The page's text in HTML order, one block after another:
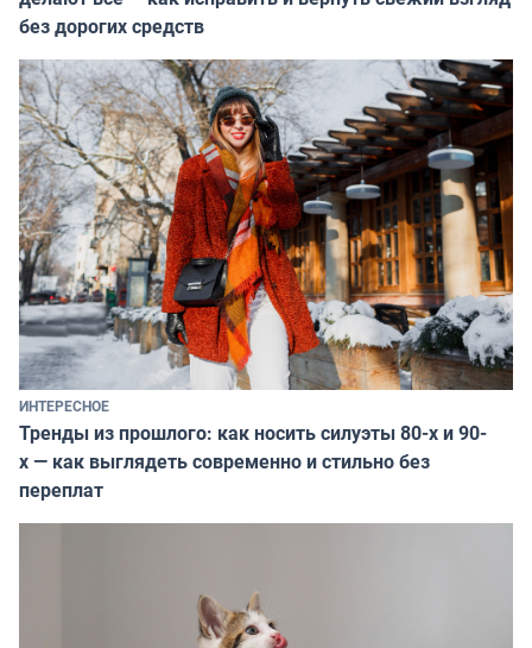
без дорогих средств
ИНТЕРЕСНОЕ
Тренды из прошлого: как носить силуэты 80-х и 90-
х — как выглядеть современно и стильно без
переплат